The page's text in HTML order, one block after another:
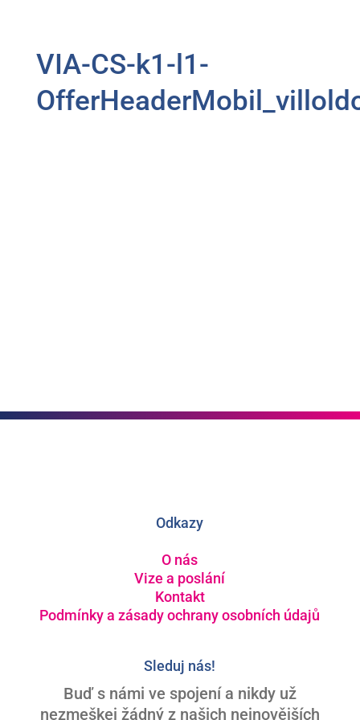
VIA-CS-k1-l1-
Odkazy
O nás
Vize a poslání
Kontakt
Podmínky a zásady ochrany osobních údajů
Sleduj nás!
Buď s námi ve spojení a nikdy už
nezmeškej žádný z našich nejnovějších